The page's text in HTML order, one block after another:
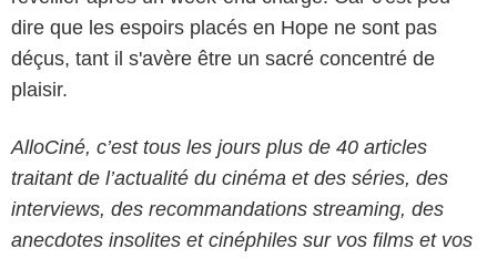
dire que les espoirs placés en Hope ne sont pas
déçus, tant il s'avère être un sacré concentré de
plaisir.
AlloCiné, c’est tous les jours plus de 40 articles
traitant de l’actualité du cinéma et des séries, des
interviews, des recommandations streaming, des
anecdotes insolites et cinéphiles sur vos films et vos